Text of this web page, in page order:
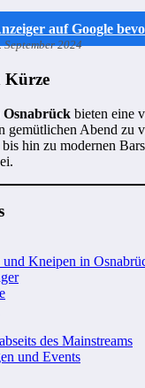
auf Google
2024
Kürze
Osnabrück bieten eine
gemütlichen Abend zu
hin zu modernen
und Kneipen in
des Mainstreams
und Events